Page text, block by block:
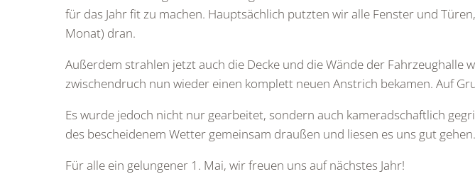
für das Jahr fit zu machen. Hauptsächlich putzten wir alle Fenster und
Monat) dran.
Außerdem strahlen jetzt auch die Decke und die Wände der
zwischendruch nun wieder einen komplett neuen Anstrich bekamen. Auf
Es wurde jedoch nicht nur gearbeitet, sondern auch kameradschaftlich
des bescheidenem Wetter gemeinsam draußen und liesen es uns gut gehen.
Für alle ein gelungener 1. Mai, wir freuen uns auf nächstes Jahr!